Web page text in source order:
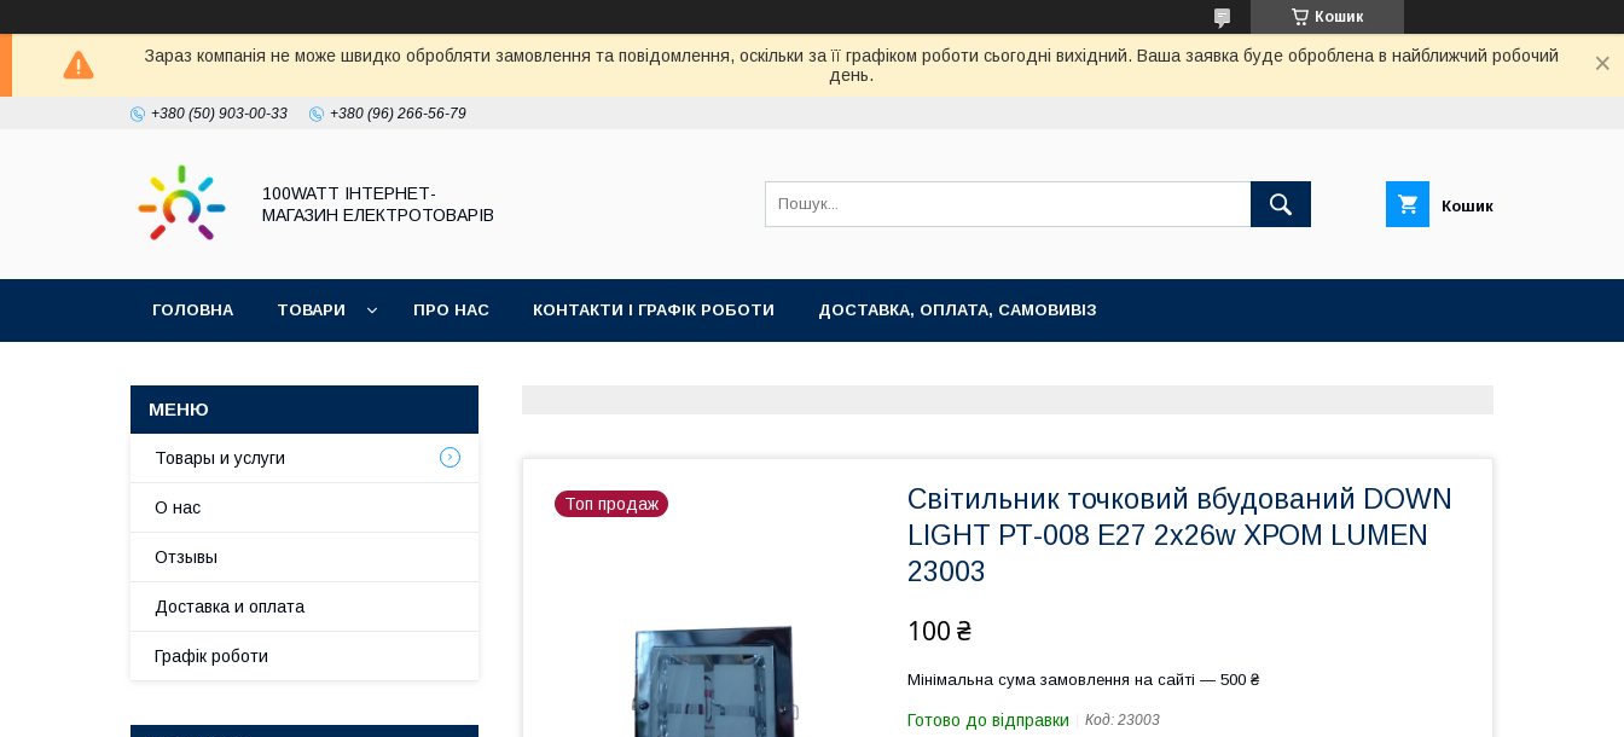
Кошик
Зараз компанія не може швидко обробляти замовлення та повідомлення, оскільки за її графіком роботи сьогодні вихідний. Ваша заявка буде оброблена в найближчий робочий
день.
+380 (50) 903-00-33 +380 (96) 266-56-79
100WATT ІНТЕРНЕТ-
МАГАЗИН ЕЛЕКТРОТОВАРІВ
Кошик
ГОЛОВНА ТОВАРИ ПРО НАС КОНТАКТИ І ГРАФІК РОБОТИ ДОСТАВКА, ОПЛАТА, САМОВИВІЗ
Топ продаж
Світильник точковий вбудований DOWN
LIGHT РТ-008 E27 2x26w ХРОМ LUMEN
23003
100 ₴
Мінімальна сума замовлення на сайті — 500 ₴
Готово до відправки Код: 23003
Товары и услуги
О нас
Отзывы
Доставка и оплата
Графік роботи